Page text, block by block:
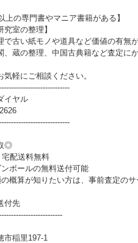
上の専門書やマニア書籍がある】
究室の整理】
で古い紙モノや道具など価値の有無
、蔵の整理、中国古典籍など査定に
気軽にご相談ください。
イヤル
◎
配送料無料
ボールの無料送付可能
概算が知りたい方は、事前査定のサ
付先
市稲里197-1